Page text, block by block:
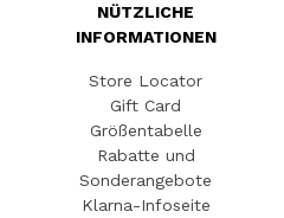
NÜTZLICHE
INFORMATIONEN
Store Locator
Gift Card
Größentabelle
Rabatte und
Sonderangebote
Klarna-Infoseite